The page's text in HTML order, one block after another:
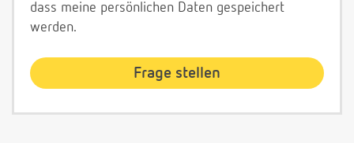
dass meine persönlichen Daten gespeichert
werden.